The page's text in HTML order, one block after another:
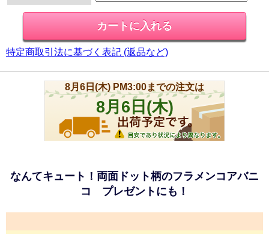
特定商取引法に基づく表記 (返品など)
なんてキュート！両面ドット柄のフラメンコアバニ
コ プレゼントにも！